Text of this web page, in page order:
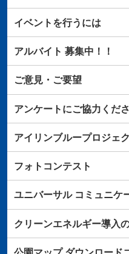
イベントを行うには
アルバイト 募集中！！
ご意見・ご要望
アンケートにご協力くだ
アイリンブループロジェ
フォトコンテスト
ユニバーサルコミュニケ
クリーンエネルギー導入